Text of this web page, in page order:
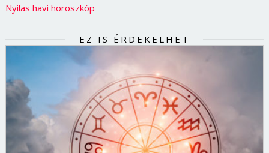
Nyilas havi horoszkóp
EZ IS ÉRDEKELHET